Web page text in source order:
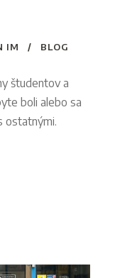
IM BLOG
študentov a
boli alebo sa
ostatnými.